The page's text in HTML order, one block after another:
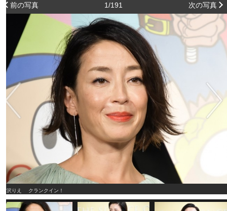
前の写真 1/191 次の写真
宮沢りえ クランクイン！